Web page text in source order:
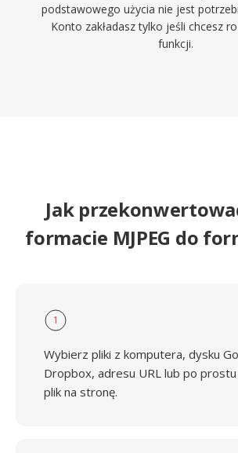
podstawowego użycia nie jest
Konto zakładasz tylko jeśli chcesz
funkcji.
Jak
formacie MJPEG do
1
Wybierz pliki z komputera, dysku
Dropbox, adresu URL lub po
plik na stronę.